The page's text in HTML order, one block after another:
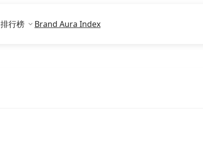
排行榜 Brand Aura Index